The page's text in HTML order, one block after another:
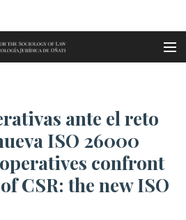
ante el re...
ISO 26000
confront
CSR: the new ISO